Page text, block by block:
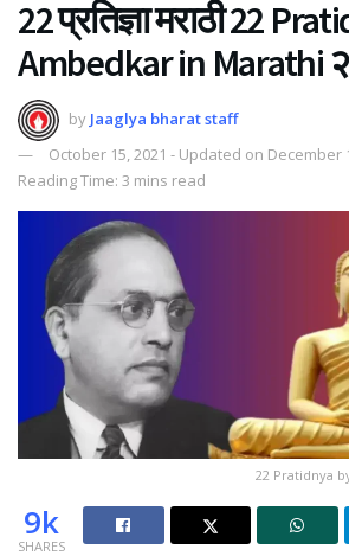
22 प्रतिज्ञा मराठी 22
Ambedkar in Marathi
by Jaaglya bharat staff
October 15, 2021 - Updated on December
Reading Time: 3 mins read
22 Pratidnya
9k
SHARES